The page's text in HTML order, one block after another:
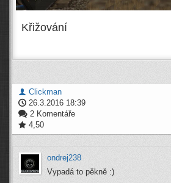
Křižování
Clickman
26.3.2016 18:39
2 Komentáře
4,50
ondrej238
Vypadá to pěkně :)